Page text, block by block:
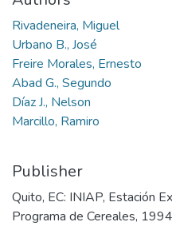
Rivadeneira, Miguel
Urbano B., José
Freire Morales, Ernesto
Abad G., Segundo
Díaz J., Nelson
Marcillo, Ramiro
Publisher
Quito, EC: INIAP, Estación
Programa de Cereales, 1994